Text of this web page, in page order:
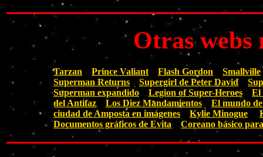
Otras webs
Tarzan Prince Valiant Flash Gordon
Smallville
Superman Returns
Supergirl de Peter David
Superman expandido
Legion of Super-Heroes
El
del Antifaz
Los Diez Mandamientos
El mundo
ciudad de Amposta en imágenes
Kylie Minogue
Documentos gráficos de Evita
Coreano básico